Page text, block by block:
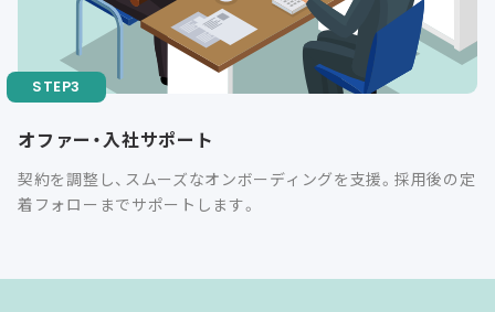
オファー・入社サポート
契約を調整し、スムーズなオンボーディングを支援。採用後の定
着フォローまでサポートします。